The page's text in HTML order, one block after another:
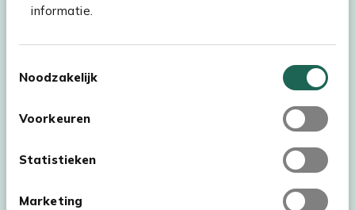
informatie.
Noodzakelijk
Voorkeuren
Statistieken
Marketing
Experience Stores XXL